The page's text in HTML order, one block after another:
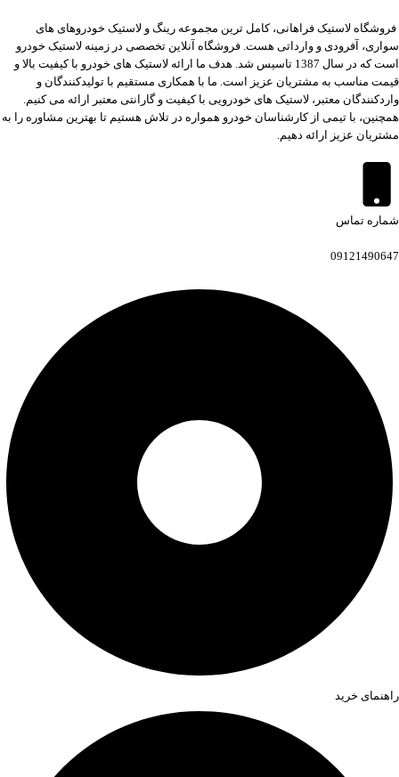
فروشگاه لاستیک فراهانی، کامل ترین مجموعه رینگ و لاستیک خودروهای های
سواری، آفرودی و وارداتی هست. فروشگاه آنلاین تخصصی در زمینه لاستیک خودرو
است که در سال 1387 تاسیس شد. هدف ما ارائه لاستیک های خودرو با کیفیت بالا و
قیمت مناسب به مشتریان عزیز است. ما با همکاری مستقیم با تولیدکنندگان و
واردکنندگان معتبر، لاستیک های خودرویی با کیفیت و گارانتی معتبر ارائه می کنیم.
همچنین، با تیمی از کارشناسان خودرو همواره در تلاش هستیم تا بهترین مشاوره را به
مشتریان عزیز ارائه دهیم.
شماره تماس
09121490647
راهنمای خرید